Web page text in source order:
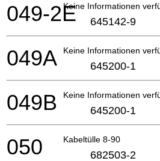
Keine Informationen
049-2E 645142-9
Keine Informationen
049A 645200-1
Keine Informationen
049B 645200-1
Kabeltülle 8-90
050 682503-2